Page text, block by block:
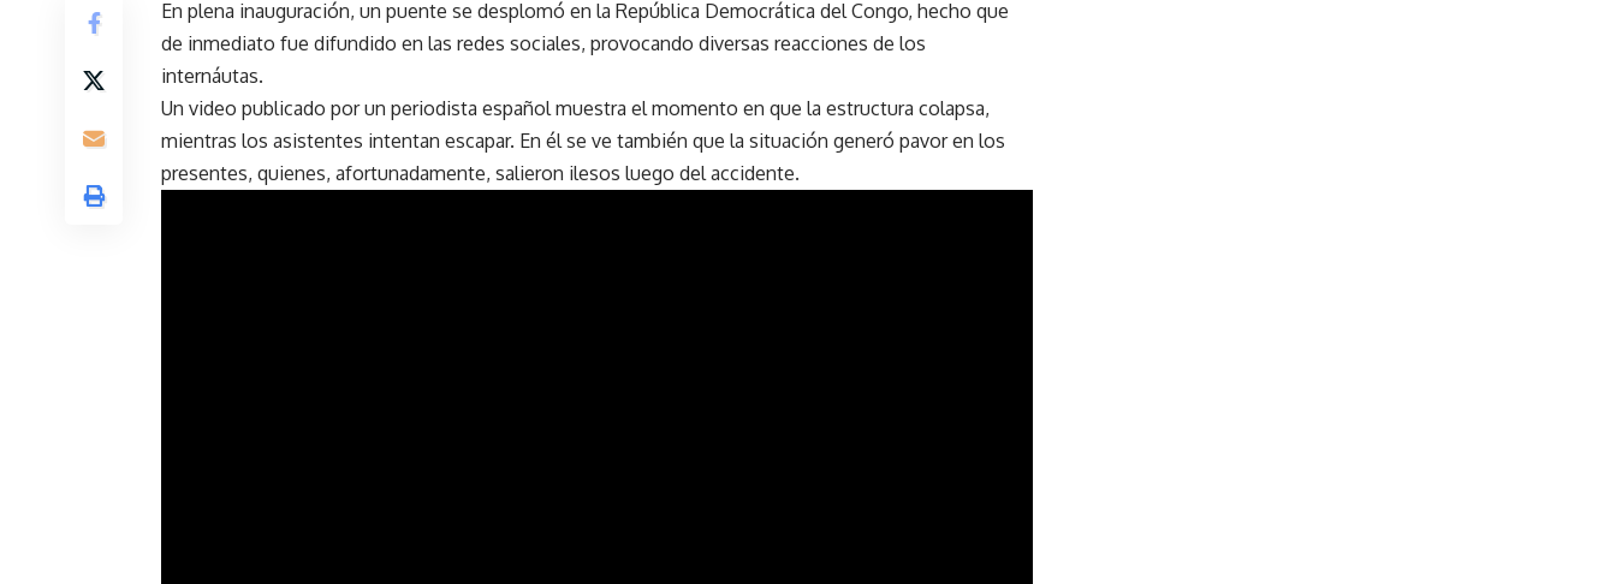
En plena inauguración, un puente se desplomó en la República Democrática del Congo, hecho que
de inmediato fue difundido en las redes sociales, provocando diversas reacciones de los
internáutas.
Un video publicado por un periodista español muestra el momento en que la estructura colapsa,
mientras los asistentes intentan escapar. En él se ve también que la situación generó pavor en los
presentes, quienes, afortunadamente, salieron ilesos luego del accidente.